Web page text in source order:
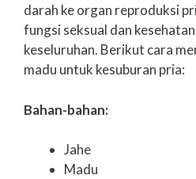
darah ke organ reproduksi
fungsi seksual dan
keseluruhan. Berikut cara
madu untuk kesuburan pria:
Bahan-bahan:
Jahe
Madu